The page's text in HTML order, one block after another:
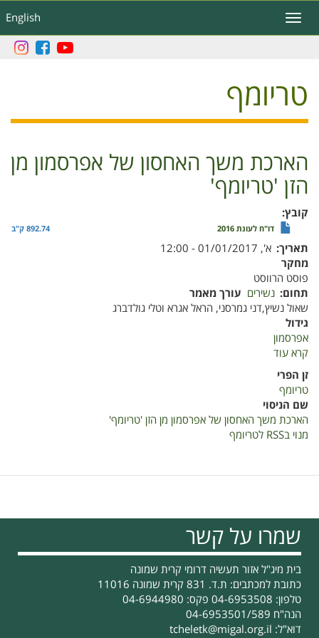
לתוכן
העיקרי
English
Toggle
navigation
טריומף
הארכת משך האחסון של אפרסמון מן
הזן 'טריומף'
קובץ
דו"ח לעונת 2016 892.74 ק"ב
תאריך א', 01/01/2017 - 12:00
מחקר
פוסט הרווסט
תחום נשירים עורך מאמר
שאול נשיץ,דני גמרסני, הראל אגרא וטלי גולדברג
גידול
אפרסמון
קרא עוד
של
אפרסמון
מן
'טריומף'
זן הפרי
טריומף
שם הניסוי
הארכת משך האחסון של אפרסמון מן הזן 'טריומף'
מנוי בRSS לטריומף
שמרו על קשר
בית מיג"ל אזור תעשיה דרומי קרית שמונה
כתובת למכתבים: ת.ד. 831 קרית שמונה 11016
טלפון: 04-6953508 פקס: 04-6944980
הנה"ח 04-6953501/589
דוא"ל: tcheletk@migal.org.il